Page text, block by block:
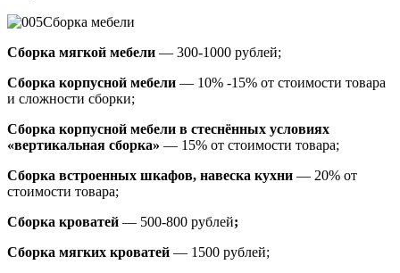
Сборка мебели
Сборка мягкой мебели — 300-1000 рублей;
Сборка корпусной мебели — 10% -15% от стоимости товара
и сложности сборки;
Сборка корпусной мебели в стеснённых условиях
«вертикальная сборка» — 15% от стоимости товара;
Сборка встроенных шкафов, навеска кухни — 20% от
стоимости товара;
Сборка кроватей — 500-800 рублей;
Сборка мягких кроватей — 1500 рублей;